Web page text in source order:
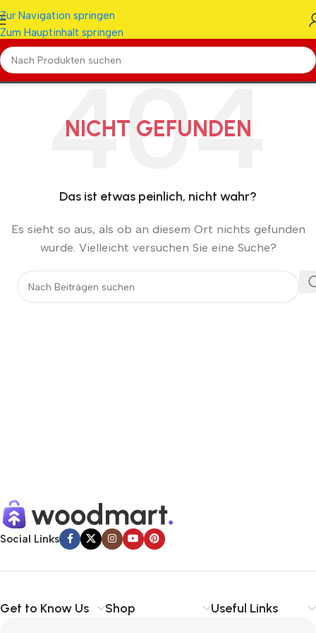
Zur Navigation springen
Zum Hauptinhalt springen
NICHT GEFUNDEN
Das ist etwas peinlich, nicht wahr?
Es sieht so aus, als ob an diesem Ort nichts gefunden
wurde. Vielleicht versuchen Sie eine Suche?
Social Links
Get to Know Us Shop Useful Links